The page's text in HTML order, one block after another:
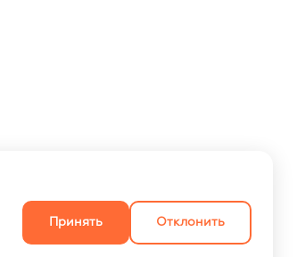
Принять Отклонить